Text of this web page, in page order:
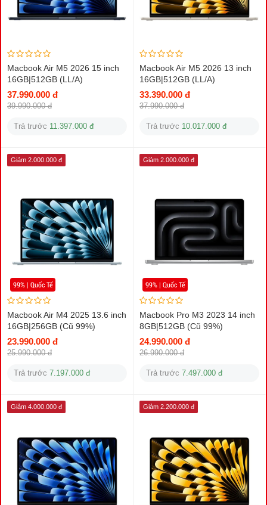
Macbook Air M5 2026 15 inch
16GB|512GB (LL/A)
37.990.000 đ
39.990.000 đ
Trả trước 11.397.000 đ
Macbook Air M5 2026 13 inch
16GB|512GB (LL/A)
33.390.000 đ
37.990.000 đ
Trả trước 10.017.000 đ
99% | Quốc Tế
Giảm 2.000.000 đ
Macbook Air M4 2025 13.6 inch
16GB|256GB (Cũ 99%)
23.990.000 đ
25.990.000 đ
Trả trước 7.197.000 đ
99% | Quốc Tế
Giảm 2.000.000 đ
Macbook Pro M3 2023 14 inch
8GB|512GB (Cũ 99%)
24.990.000 đ
26.990.000 đ
Trả trước 7.497.000 đ
Giảm 4.000.000 đ Giảm 2.200.000 đ